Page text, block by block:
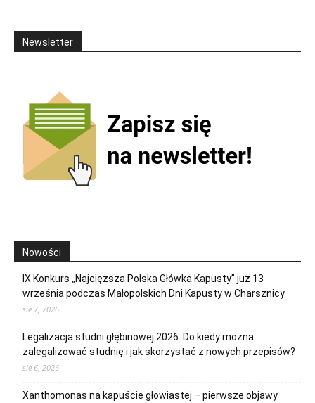
Newsletter
Nowości
IX Konkurs „Najcięższa Polska Główka Kapusty” już 13
września podczas Małopolskich Dni Kapusty w Charsznicy
sie 7, 2026
Legalizacja studni głębinowej 2026. Do kiedy można
zalegalizować studnię i jak skorzystać z nowych przepisów?
sie 6, 2026
Xanthomonas na kapuście głowiastej – pierwsze objawy